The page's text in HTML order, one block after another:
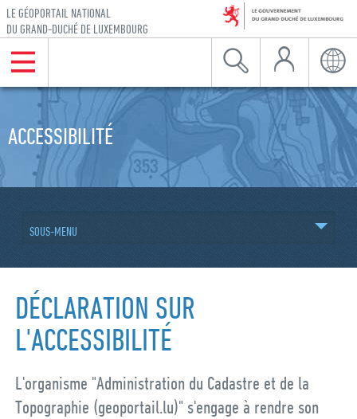
Aller à la navigation
Aller au contenu
LE GÉOPORTAIL NATIONAL
DU GRAND-DUCHÉ DE LUXEMBOURG
Menu Recherche
Mon Compte
ACCESSIBILITÉ
SOUS-MENU
DÉCLARATION SUR
L'ACCESSIBILITÉ
L'organisme "Administration du Cadastre et de la
Topographie (geoportail.lu)" s'engage à rendre son